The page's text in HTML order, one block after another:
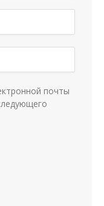
почты